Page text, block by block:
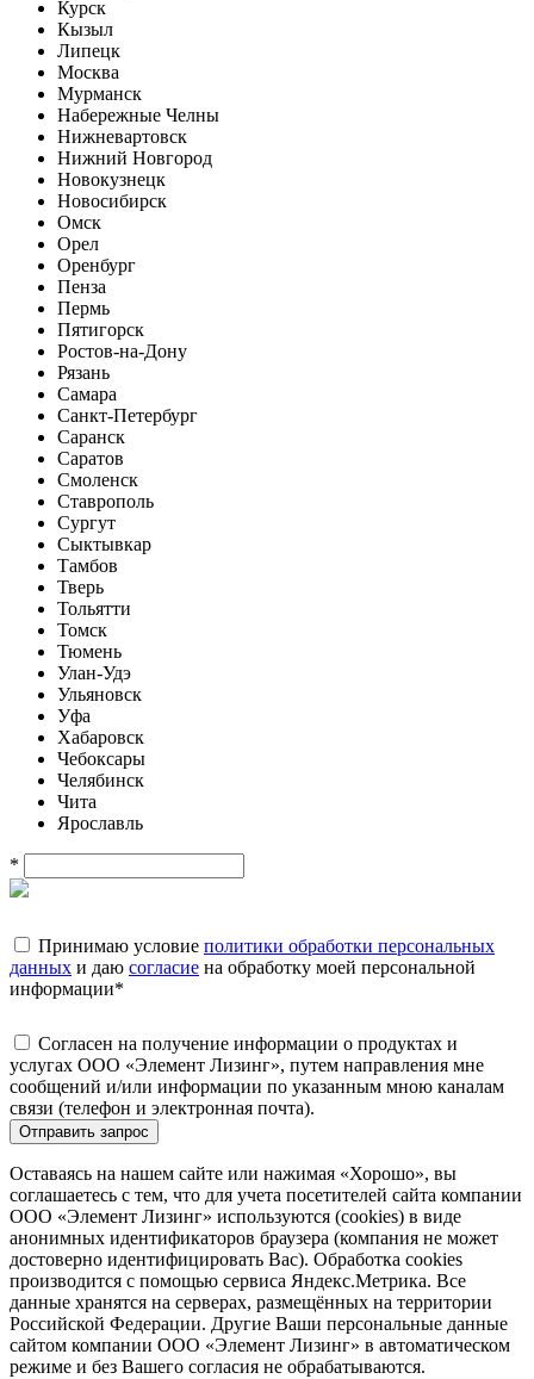
Курск
Кызыл
Липецк
Москва
Мурманск
Набережные Челны
Нижневартовск
Нижний Новгород
Новокузнецк
Новосибирск
Омск
Орел
Оренбург
Пенза
Пермь
Пятигорск
Ростов-на-Дону
Рязань
Самара
Санкт-Петербург
Саранск
Саратов
Смоленск
Ставрополь
Сургут
Сыктывкар
Тамбов
Тверь
Тольятти
Томск
Тюмень
Улан-Удэ
Ульяновск
Уфа
Хабаровск
Чебоксары
Челябинск
Чита
Ярославль
*
Принимаю условие политики обработки персональных
данных и даю согласие на обработку моей персональной
информации*
Согласен на получение информации о продуктах и
услугах ООО «Элемент Лизинг», путем направления мне
сообщений и/или информации по указанным мною каналам
связи (телефон и электронная почта).
Отправить запрос
Оставаясь на нашем сайте или нажимая «Хорошо», вы
соглашаетесь с тем, что для учета посетителей сайта компании
ООО «Элемент Лизинг» используются (cookies) в виде
анонимных идентификаторов браузера (компания не может
достоверно идентифицировать Вас). Обработка cookies
производится с помощью сервиса Яндекс.Метрика. Все
данные хранятся на серверах, размещённых на территории
Российской Федерации. Другие Ваши персональные данные
сайтом компании ООО «Элемент Лизинг» в автоматическом
режиме и без Вашего согласия не обрабатываются.